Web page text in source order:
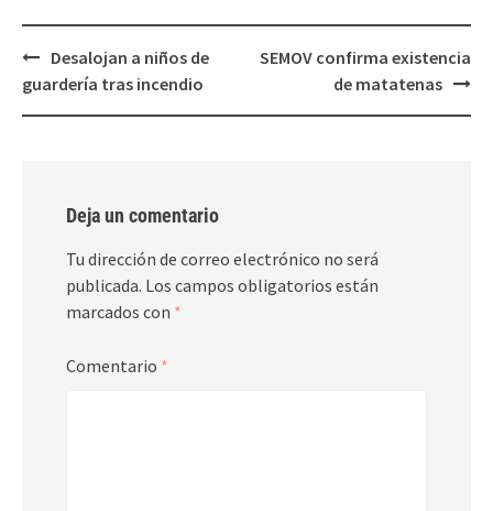
Post
navigation
Desalojan a niños de
guardería tras incendio
SEMOV confirma existencia
de matatenas
Deja un comentario
Tu dirección de correo electrónico no será
publicada. Los campos obligatorios están
marcados con *
Comentario *